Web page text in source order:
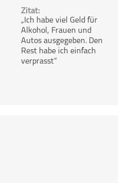
Zitat:
„Ich habe viel Geld für
Alkohol, Frauen und
Autos ausgegeben. Den
Rest habe ich einfach
verprasst“